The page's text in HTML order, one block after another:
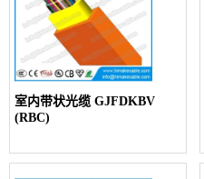
室内带状光缆 GJFDKBV
(RBC)